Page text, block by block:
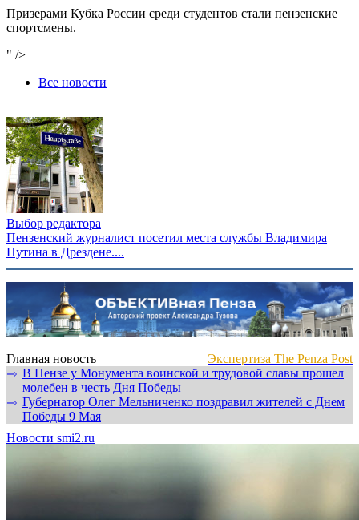
Призерами Кубка России среди студентов стали пензенские
спортсмены.
" />
Все новости
Выбор редактора
Пензенский журналист посетил места службы Владимира
Путина в Дрездене....
Главная новость
Экспертиза The Penza Post
⇾ В Пензе у Монумента воинской и трудовой славы прошел
молебен в честь Дня Победы
⇾ Губернатор Олег Мельниченко поздравил жителей с Днем
Победы 9 Мая
Новости smi2.ru